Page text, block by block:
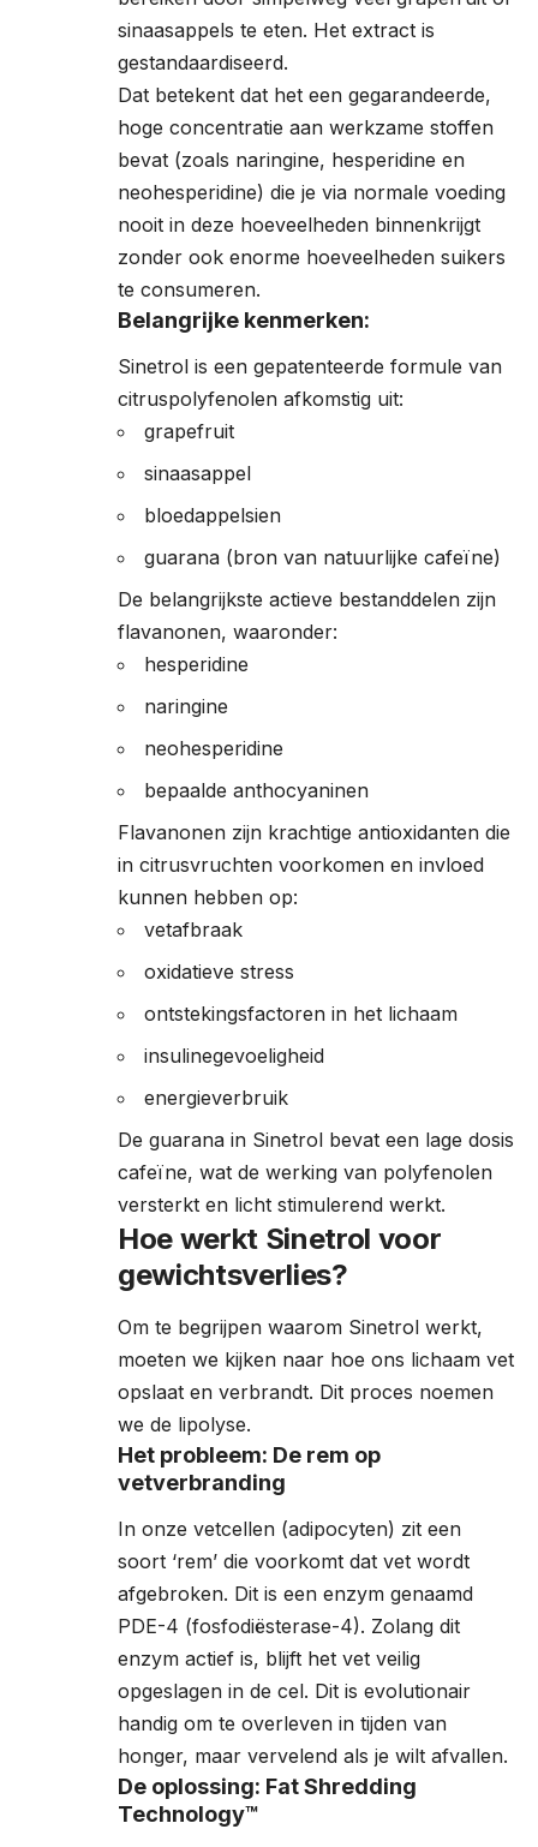
sinaasappels te eten. Het extract is
gestandaardiseerd.
Dat betekent dat het een gegarandeerde,
hoge concentratie aan werkzame stoffen
bevat (zoals naringine, hesperidine en
neohesperidine) die je via normale voeding
nooit in deze hoeveelheden binnenkrijgt
zonder ook enorme hoeveelheden suikers
te consumeren.
Belangrijke kenmerken:
Sinetrol is een gepatenteerde formule van
citruspolyfenolen afkomstig uit:
grapefruit
sinaasappel
bloedappelsien
guarana (bron van natuurlijke cafeïne)
De belangrijkste actieve bestanddelen zijn
flavanonen, waaronder:
hesperidine
naringine
neohesperidine
bepaalde anthocyaninen
Flavanonen zijn krachtige antioxidanten die
in citrusvruchten voorkomen en invloed
kunnen hebben op:
vetafbraak
oxidatieve stress
ontstekingsfactoren in het lichaam
insulinegevoeligheid
energieverbruik
De guarana in Sinetrol bevat een lage dosis
cafeïne, wat de werking van polyfenolen
versterkt en licht stimulerend werkt.
Hoe werkt Sinetrol voor
gewichtsverlies?
Om te begrijpen waarom Sinetrol werkt,
moeten we kijken naar hoe ons lichaam vet
opslaat en verbrandt. Dit proces noemen
we de lipolyse.
Het probleem: De rem op
vetverbranding
In onze vetcellen (adipocyten) zit een
soort ‘rem’ die voorkomt dat vet wordt
afgebroken. Dit is een enzym genaamd
PDE-4 (fosfodiësterase-4). Zolang dit
enzym actief is, blijft het vet veilig
opgeslagen in de cel. Dit is evolutionair
handig om te overleven in tijden van
honger, maar vervelend als je wilt afvallen.
De oplossing: Fat Shredding
Technology™